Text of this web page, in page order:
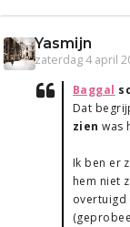
Yasmijn
zaterdag 4 april
Baggal
Dat
zien was
Ik ben er
hem niet
overtuigd